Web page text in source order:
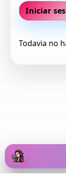
Iniciar
Todavia no